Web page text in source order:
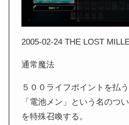
2005-02-24 THE LOST
通常魔法
５００ライフポイントを払
「電池メン」という名のつ
を特殊召喚する。